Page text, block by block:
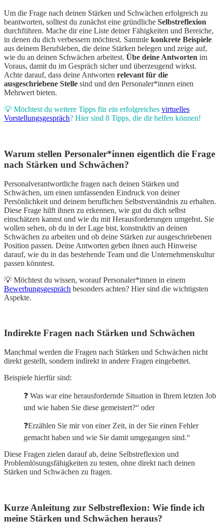
Um die Frage nach deinen Stärken und Schwächen erfolgreich zu
beantworten, solltest du zunächst eine gründliche Selbstreflexion
durchführen. Mache dir eine Liste deiner Fähigkeiten und Bereiche,
in denen du dich verbessern möchtest. Sammle konkrete Beispiele
aus deinem Berufsleben, die deine Stärken belegen und zeige auf,
wie du an deinen Schwächen arbeitest. Übe deine Antworten im
Voraus, damit du im Gespräch sicher und überzeugend wirkst.
Achte darauf, dass deine Antworten relevant für die
ausgeschriebene Stelle sind und den Personaler*innen einen
Mehrwert bieten.
💡 Möchtest du weitere Tipps für ein erfolgreiches virtuelles
Vorstellungsgespräch? Hiersind 8 Tipps, die dir helfen können!
Warum stellen Personaler*innen eigentlich die Frage
nach Stärken und Schwächen?
Personalverantwortliche fragen nach deinen Stärken und
Schwächen, um einen umfassenden Eindruck von deiner
Persönlichkeit und deinem beruflichen Selbstverständnis zu erhalten.
Diese Frage hilft ihnen zu erkennen, wie gut du dich selbst
einschätzen kannst und wie du mit Herausforderungen umgehst. Sie
wollen sehen, ob du in der Lage bist, konstruktiv an deinen
Schwächen zu arbeiten und ob deine Stärken zur ausgeschriebenen
Position passen. Deine Antworten geben ihnen auch Hinweise
darauf, wie du in das bestehende Team und die Unternehmenskultur
passen könntest.
💡 Möchtest du wissen, worauf Personaler*innen in einem
Bewerbungsgespräch besonders achten? Hiersind die wichtigsten
Aspekte.
Indirekte Fragen nach Stärken und Schwächen
Manchmal werden die Fragen nach Stärken und Schwächen nicht
direkt gestellt, sondern indirekt in andere Fragen eingebettet.
Beispiele hierfür sind:
❓ Was war eine herausfordernde Situation in Ihrem letzten Job
und wie haben Sie diese gemeistert?“ oder
❓Erzählen Sie mir von einer Zeit, in der Sie einen Fehler
gemacht haben und wie Sie damit umgegangen sind.“
Diese Fragen zielen darauf ab, deine Selbstreflexion und
Problemlösungsfähigkeiten zu testen, ohne direkt nach deinen
Stärken und Schwächen zu fragen.
Kurze Anleitung zur Selbstreflexion: Wie finde ich
meine Stärken und Schwächen heraus?